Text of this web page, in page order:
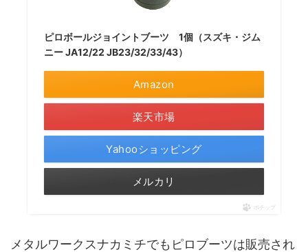
ピロボールジョイントブーツ 1個（スズキ・ジム
ニー JA12/22 JB23/32/33/43）
Amazon
楽天市場
Yahooショッピング
メルカリ
ポチップ
メタルワークスナカミチでもピロブーツは販売され